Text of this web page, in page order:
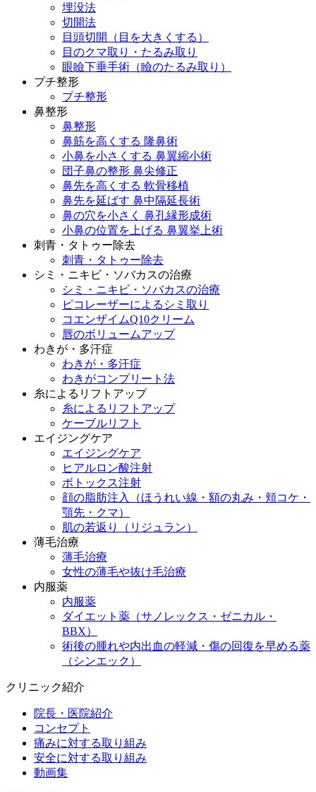
埋没法
切開法
目頭切開（目を大きくする）
目のクマ取り・たるみ取り
眼瞼下垂手術（瞼のたるみ取り）
プチ整形
プチ整形
鼻整形
鼻整形
鼻筋を高くする 隆鼻術
小鼻を小さくする 鼻翼縮小術
団子鼻の整形 鼻尖修正
鼻先を高くする 軟骨移植
鼻先を延ばす 鼻中隔延長術
鼻の穴を小さく 鼻孔縁形成術
小鼻の位置を上げる 鼻翼挙上術
刺青・タトゥー除去
刺青・タトゥー除去
シミ・ニキビ・ソバカスの治療
シミ・ニキビ・ソバカスの治療
ピコレーザーによるシミ取り
コエンザイムQ10クリーム
唇のボリュームアップ
わきが・多汗症
わきが・多汗症
わきがコンプリート法
糸によるリフトアップ
糸によるリフトアップ
ケーブルリフト
エイジングケア
エイジングケア
ヒアルロン酸注射
ボトックス注射
顔の脂肪注入（ほうれい線・額の丸み・頬コケ・
顎先・クマ）
肌の若返り（リジュラン）
薄毛治療
薄毛治療
女性の薄毛や抜け毛治療
内服薬
内服薬
ダイエット薬（サノレックス・ゼニカル・
BBX）
術後の腫れや内出血の軽減・傷の回復を早める薬
（シンエック）
クリニック紹介
院長・医院紹介
コンセプト
痛みに対する取り組み
安全に対する取り組み
動画集